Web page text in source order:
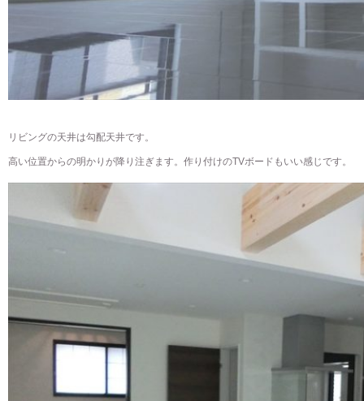
リビングの天井は勾配天井です。
高い位置からの明かりが降り注ぎます。作り付けのTVボードもいい感じです。